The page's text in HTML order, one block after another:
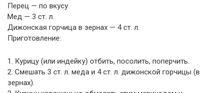
Перец — по вкусу
Мед — 3 ст. л.
Дижонская горчица в зернах — 4 ст. л.
Приготовление:
1. Курицу (или индейку) отбить, посолить, поперчить.
2. Смешать 3 ст. л. меда и 4 ст. л. дижонской горчицы (в
зернах).